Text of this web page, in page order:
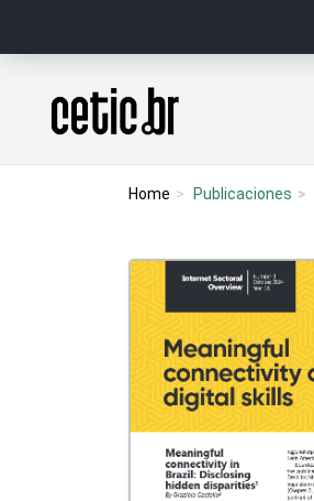
Página inicial
Home Publicaciones